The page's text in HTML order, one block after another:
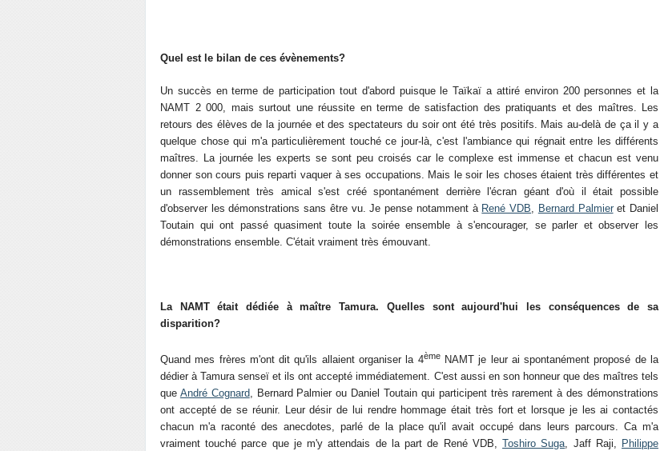
Quel est le bilan de ces évènements?
Un succès en terme de participation tout d'abord puisque le Taïkaï a attiré environ 200 personnes et la
NAMT 2 000, mais surtout une réussite en terme de satisfaction des pratiquants et des maîtres. Les
retours des élèves de la journée et des spectateurs du soir ont été très positifs. Mais au-delà de ça il y a
quelque chose qui m'a particulièrement touché ce jour-là, c'est l'ambiance qui régnait entre les différents
maîtres. La journée les experts se sont peu croisés car le complexe est immense et chacun est venu
donner son cours puis reparti vaquer à ses occupations. Mais le soir les choses étaient très différentes et
un rassemblement très amical s'est créé spontanément derrière l'écran géant d'où il était possible
d'observer les démonstrations sans être vu. Je pense notamment à René VDB Bernard Palmieret Daniel
Toutain qui ont passé quasiment toute la soirée ensemble à s'encourager, se parler et observer les
démonstrations ensemble. C'était vraiment très émouvant.
La NAMT était dédiée à maître Tamura. Quelles sont aujourd'hui les conséquences de sa
disparition?
Quand mes frères m'ont dit qu'ils allaient organiser la 4èmeNAMT je leur ai spontanément proposé de la
dédier à Tamura senseï et ils ont accepté immédiatement. C'est aussi en son honneur que des maîtres tels
que André Cognard, Bernard Palmier ou Daniel Toutain qui participent très rarement à des démonstrations
ont accepté de se réunir. Leur désir de lui rendre hommage était très fort et lorsque je les ai contactés
chacun m'a raconté des anecdotes, parlé de la place qu'il avait occupé dans leurs parcours. Ca m'a
vraiment touché parce que je m'y attendais de la part de René VDB,Toshiro Suga, Jaff Raji, Philippe